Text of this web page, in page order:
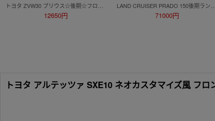
12650円 71000円
トヨタ アルテッツァ SXE10 ネオカスタマイズ風 フ